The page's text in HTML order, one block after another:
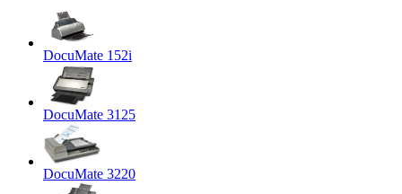
DocuMate 152i
DocuMate 3125
DocuMate 3220